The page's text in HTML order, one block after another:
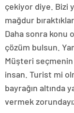
çekiyor diye. Bizi
mağdur
Daha sonra konu
çözüm bulsun.
Müşteri seçmenin
insan. Turist mi
bayrağın altında
vermek